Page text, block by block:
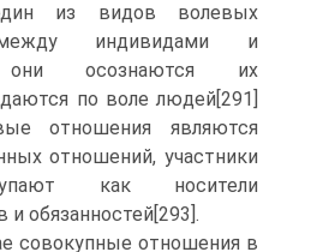
из видов волевых
между индивидами и
они осознаются их
по воле людей[291]
отношения являются
отношений, участники
как носители
обязанностей[293].
совокупные отношения в